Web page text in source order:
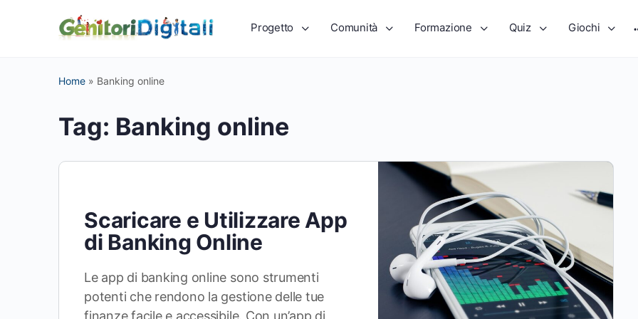
Progetto Comunità Formazione Quiz Giochi
Home » Banking online
Tag: Banking online
Scaricare e Utilizzare App
di Banking Online
Le app di banking online sono strumenti
potenti che rendono la gestione delle tue
finanze facile e accessibile. Con un’app di